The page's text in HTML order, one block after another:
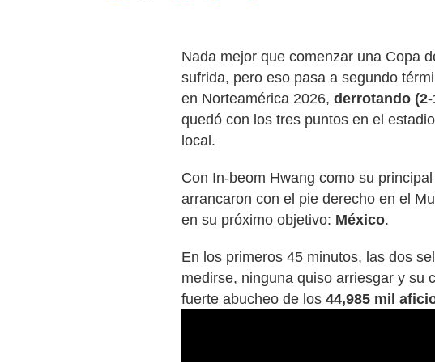
Nada mejor que comenzar una Copa
sufrida, pero eso pasa a segundo
en Norteamérica 2026, derrotando
quedó con los tres puntos en el
local.
Con In-beom Hwang como su
arrancaron con el pie derecho en el
en su próximo objetivo: México.
En los primeros 45 minutos, las dos
medirse, ninguna quiso arriesgar y su
fuerte abucheo de los 44,985 mil